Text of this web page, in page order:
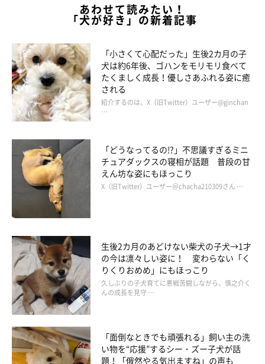
@shiba.mufu
「ねぇ、えらいでしょ(｀・ω・´)？」
そんな福くんに、Instagramユーザーのみなさんもコメントを寄
せています。
・「ふっくん♡ほんと、えー子！えー子！たまらん可愛さやね〜
・「なんて、お利口さん！！お使いが出来るなんて〜そしてズッ
コケも（笑）最高！」
・「持ってきたよ〜‼️褒めて〜」って得意げな表情でコケるって
可愛すぎです」
・「ふっくんお利口さん。ずるってするとこがふっくんらしくて
あわせて読みたい！
「犬が好き」の新着記事
「小さくて心配だった」生後2カ月の子
犬は約6年後、ゴハンをモリモリ食べて
たくましく成長！優しさあふれる姿に癒
される
紹介するのは、X（旧Twitter）ユーザー@ginchan
…
「どうなってるの!?」不思議すぎるミニ
チュアダックスの寝相が話題 普段の甘
えん坊な姿にもほっこり
X（旧Twitter）ユーザー＠chacha210309さん …
生後2カ月のあどけない柴犬の子犬→1才
の今は凛々しい姿に！ 変わらない「く
りくりおめめ」にもほっこり
久しぶりの子犬育てに悪戦苦闘しながら、慎之介く
んの成長を見守 …
「面倒なときでも頑張れる」飼い主の洗
い物を“応援”するシー・ズー子犬が話
題！「俄然やる気出ますね」の声も